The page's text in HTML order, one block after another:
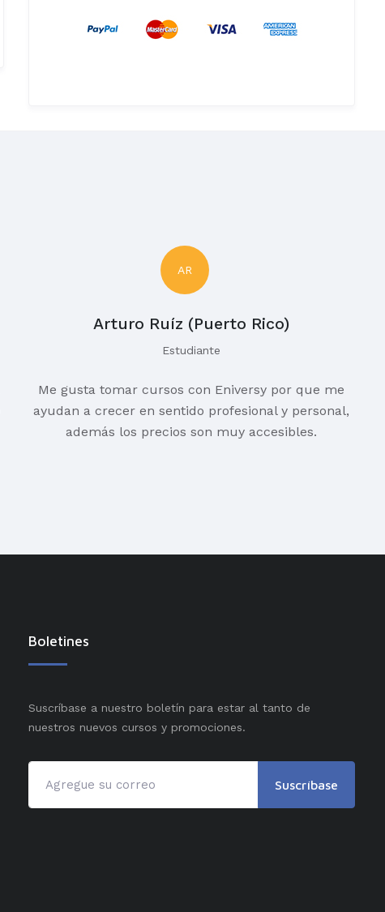
AR
Arturo Ruíz (Puerto Rico)
Estudiante
Me gusta tomar cursos con Eniversy por que me
ayudan a crecer en sentido profesional y personal,
además los precios son muy accesibles.
Boletines
Suscríbase a nuestro boletín para estar al tanto de
nuestros nuevos cursos y promociones.
Suscríbase